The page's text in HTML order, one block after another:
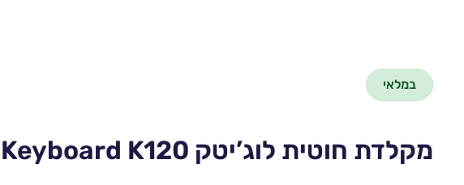
במלאי
מקלדת חוטית לוג’יטק Logitech Wired Keyboard K120